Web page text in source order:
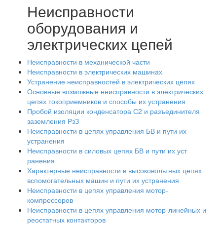
Неисправности
оборудования и
электрических цепей
Неисправности в механической части
Неисправности в электрических машинах
Устранение неисправностей в электрических цепях
Основные возможные неисправности в электрических
цепях токоприемников и способы их устранения
Пробой изоляции конденсатора С2 и разъединителя
заземления РзЗ
Неисправности в цепях управления БВ и пути их
устранения
Неисправности в силовых цепях БВ и пути их уст
ранения
Характерные неисправности в высоковольтных цепях
вспомогательных машин и пути их устранения
Неисправности в цепях управления мотор-
компрессоров
Неисправности в цепях управления мотор-линейных и
реостатных контакторов